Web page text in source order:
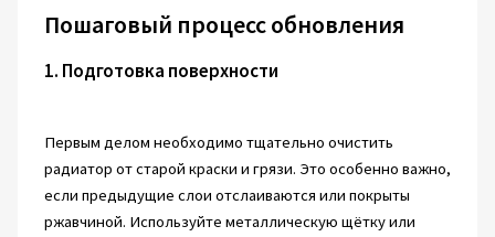
Пошаговый процесс обновления
1. Подготовка поверхности
Первым делом необходимо тщательно очистить
радиатор от старой краски и грязи. Это особенно важно,
если предыдущие слои отслаиваются или покрыты
ржавчиной. Используйте металлическую щётку или